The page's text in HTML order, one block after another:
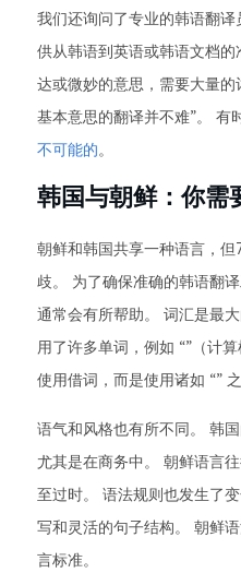
我们还询问了专业的韩语翻
供从韩语到英语或韩语文档
达或微妙的意思，需要大量的
基本意思的翻译并不难”。 有
不可能的。
韩国与朝鲜：你需
朝鲜和韩国共享一种语言，
歧。 为了确保准确的韩语翻
通常会有所帮助。 词汇是最
用了许多单词，例如 “”（计
使用借词，而是使用诸如 “”
语气和风格也有所不同。 韩
尤其是在商务中。 朝鲜语言
至过时。 语法规则也发生了
写和灵活的句子结构。 朝鲜
言标准。